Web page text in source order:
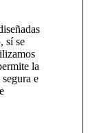
, sí se
la
e